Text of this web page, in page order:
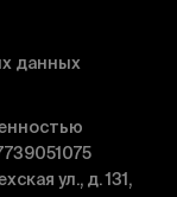
данных
ул., д. 131,